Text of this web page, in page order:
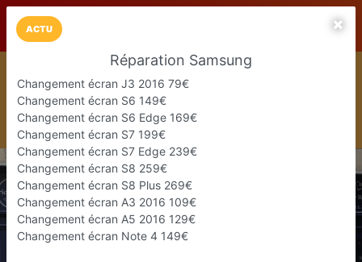
LaCarte Play Store
Installez l'App LaCarte
Téléchargez gratuitement l'app LaCarte pour suivre vos
commerces favoris et ne rien rater !
Télécharger Plus tard
ACTU
Réparation Samsung
Changement écran J3 2016 79€
Changement écran S6 149€
Changement écran S6 Edge 169€
Changement écran S7 199€
Changement écran S7 Edge 239€
Changement écran S8 259€
Changement écran S8 Plus 269€
Changement écran A3 2016 109€
Changement écran A5 2016 129€
Changement écran Note 4 149€